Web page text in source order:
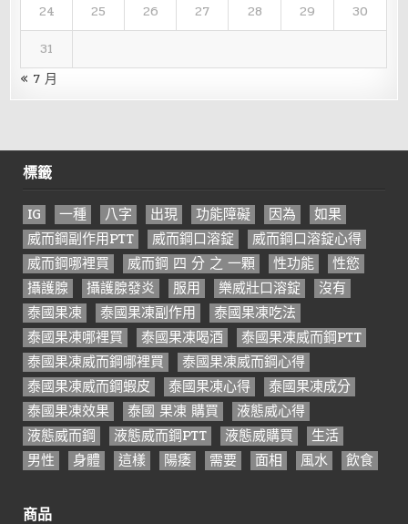
24
25 26 27 28 29
30
31
« 7 月
標籤
IG 一種 八字 出現 功能障礙 因為
如果
威而鋼副作用PTT
威而鋼口溶錠
威而鋼口溶錠心得
威而鋼哪裡買
威而鋼 四 分 之 一顆 性功能
性慾
攝護腺
攝護腺發炎 服用 樂威壯口溶錠
沒有
泰國果凍
泰國果凍副作用
泰國果凍吃法
泰國果凍哪裡買
泰國果凍喝酒
泰國果凍威而鋼PTT
泰國果凍威而鋼哪裡買
泰國果凍威而鋼心得
泰國果凍威而鋼蝦皮
泰國果凍心得
泰國果凍成分
泰國果凍效果
泰國 果凍 購買
液態威心得
液態威而鋼
液態威而鋼PTT 液態威購買
生活
男性
身體 這樣 陽痿 需要 面相 風水 飲食
商品